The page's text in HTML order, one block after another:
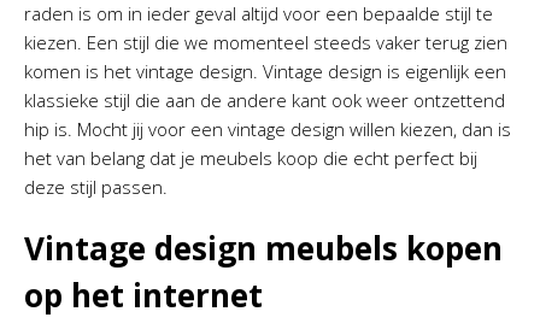
raden is om in ieder geval altijd voor een bepaalde stijl te
kiezen. Een stijl die we momenteel steeds vaker terug zien
komen is het vintage design. Vintage design is eigenlijk een
klassieke stijl die aan de andere kant ook weer ontzettend
hip is. Mocht jij voor een vintage design willen kiezen, dan is
het van belang dat je meubels koop die echt perfect bij
deze stijl passen.
Vintage design meubels kopen
op het internet